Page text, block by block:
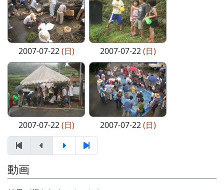
2007-07-22(日) 2007-07-22(日)
2007-07-22(日) 2007-07-22(日)
動画